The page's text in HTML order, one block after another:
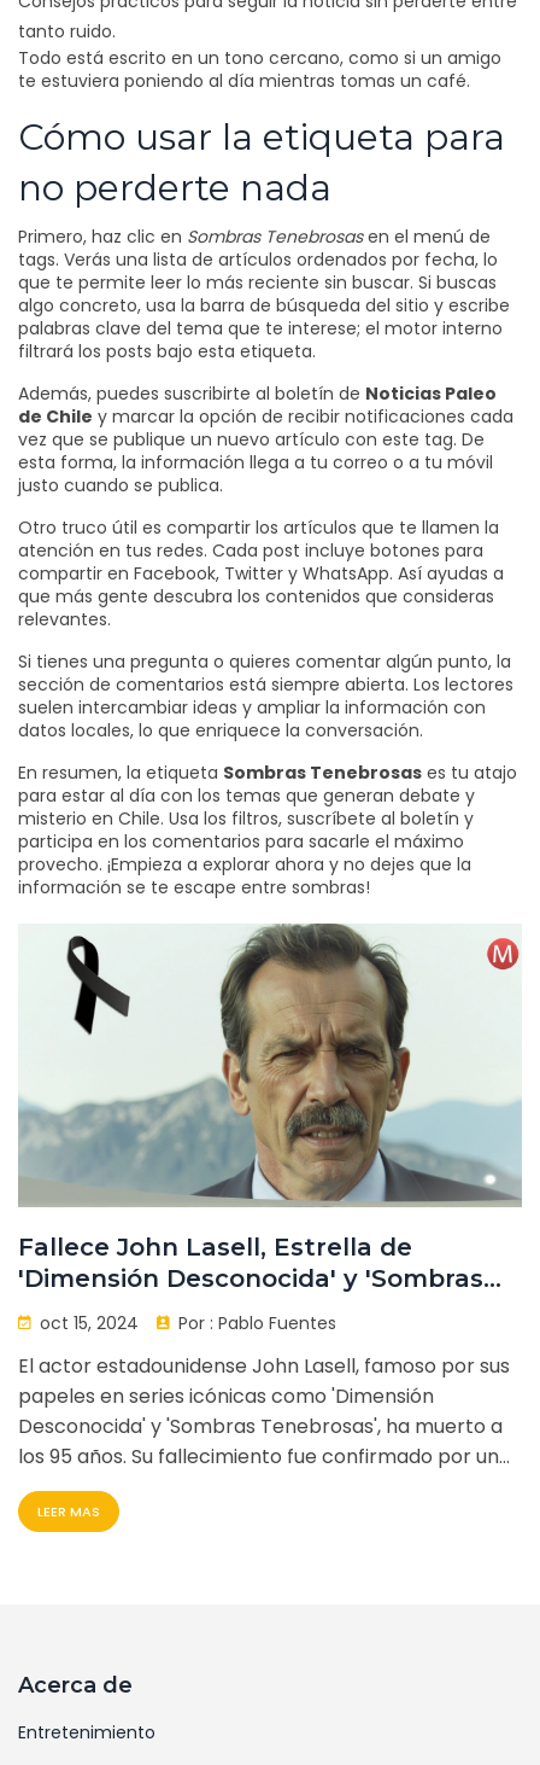
tanto ruido.
Todo está escrito en un tono cercano, como si un amigo
te estuviera poniendo al día mientras tomas un café.
Cómo usar la etiqueta para
no perderte nada
Primero, haz clic en Sombras Tenebrosasen el menú de
tags. Verás una lista de artículos ordenados por fecha, lo
que te permite leer lo más reciente sin buscar. Si buscas
algo concreto, usa la barra de búsqueda del sitio y escribe
palabras clave del tema que te interese; el motor interno
filtrará los posts bajo esta etiqueta.
Además, puedes suscribirte al boletín de Noticias Paleo
de Chile y marcar la opción de recibir notificaciones cada
vez que se publique un nuevo artículo con este tag. De
esta forma, la información llega a tu correo o a tu móvil
justo cuando se publica.
Otro truco útil es compartir los artículos que te llamen la
atención en tus redes. Cada post incluye botones para
compartir en Facebook, Twitter y WhatsApp. Así ayudas a
que más gente descubra los contenidos que consideras
relevantes.
Si tienes una pregunta o quieres comentar algún punto, la
sección de comentarios está siempre abierta. Los lectores
suelen intercambiar ideas y ampliar la información con
datos locales, lo que enriquece la conversación.
En resumen, la etiqueta Sombras Tenebrosas es tu atajo
para estar al día con los temas que generan debate y
misterio en Chile. Usa los filtros, suscríbete al boletín y
participa en los comentarios para sacarle el máximo
provecho. ¡Empieza a explorar ahora y no dejes que la
información se te escape entre sombras!
Fallece John Lasell, Estrella de
'Dimensión Desconocida' y 'Sombras
Tenebrosas', a los 95 Años
oct 15, 2024 Por : Pablo Fuentes
El actor estadounidense John Lasell, famoso por sus
papeles en series icónicas como 'Dimensión
Desconocida' y 'Sombras Tenebrosas', ha muerto a
los 95 años. Su fallecimiento fue confirmado por un
miembro de la familia el 4 de octubre de 2024. Lasell
dejó una huella imborrable en la industria del
LEER MAS
Acerca de
Entretenimiento